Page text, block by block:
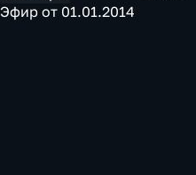
Эфир от 01.01.2014